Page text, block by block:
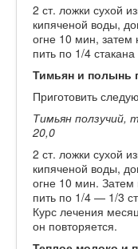
2 ст. ложки сухой
кипяченой воды,
огне 10 мин, затем
пить по 1/4
Тимьян и полынь
Приготовить
Тимьян ползучий,
20,0
2 ст. ложки сухой
кипяченой воды,
огне 10 мин. Затем
пить по 1/4 — 1/3
Курс лечения
он повторяется.